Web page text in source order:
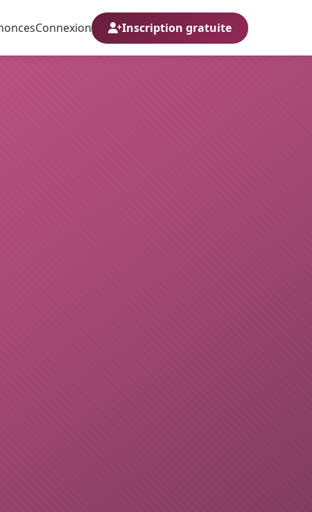
Connexion Inscription gratuite